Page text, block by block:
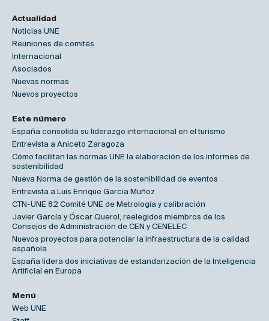
Actualidad
Noticias UNE
Reuniones de comités
Internacional
Asociados
Nuevas normas
Nuevos proyectos
Este número
España consolida su liderazgo internacional en el turismo
Entrevista a Aniceto Zaragoza
Cómo facilitan las normas UNE la elaboración de los informes de
sostenibilidad
Nueva Norma de gestión de la sostenibilidad de eventos
Entrevista a Luis Enrique García Muñoz
CTN-UNE 82 Comité UNE de Metrología y calibración
Javier García y Óscar Querol, reelegidos miembros de los
Consejos de Administración de CEN y CENELEC
Nuevos proyectos para potenciar la infraestructura de la calidad
española
España lidera dos iniciativas de estandarización de la Inteligencia
Artificial en Europa
Menú
Web UNE